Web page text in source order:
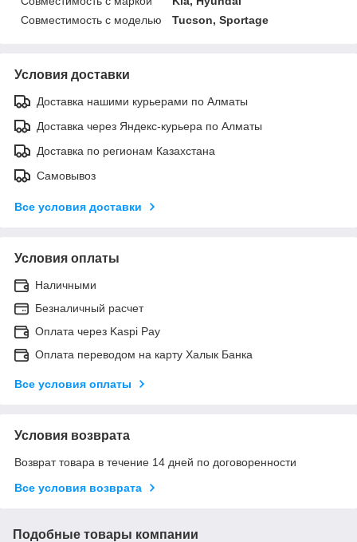
Совместимость с моделью
Tucson, Sportage
Условия доставки
Доставка нашими курьерами по Алматы
Доставка через Яндекс-курьера по Алматы
Доставка по регионам Казахстана
Самовывоз
Все условия доставки
Условия оплаты
Наличными
Безналичный расчет
Оплата через Kaspi Pay
Оплата переводом на карту Халык Банка
Все условия оплаты
Условия возврата
Возврат товара в течение 14 дней по договоренности
Все условия возврата
Подобные товары компании